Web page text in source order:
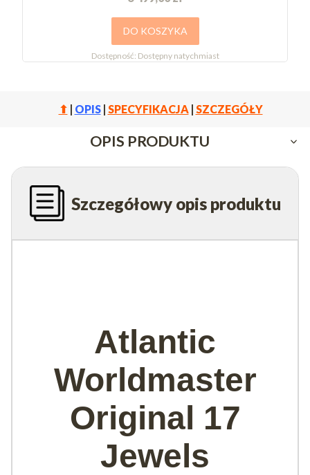
DO KOSZYKA
Dostępność: Dostępny natychmiast
⬆ OPIS| SPECYFIKACJA| SZCZEGÓŁY
OPIS PRODUKTU
Szczegółowy opis produktu
Atlantic
Worldmaster
Original 17
Jewels